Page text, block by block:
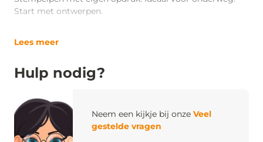
Start met ontwerpen.
Lees meer
Hulp nodig?
Neem een kijkje bij onze Veel
gestelde vragen